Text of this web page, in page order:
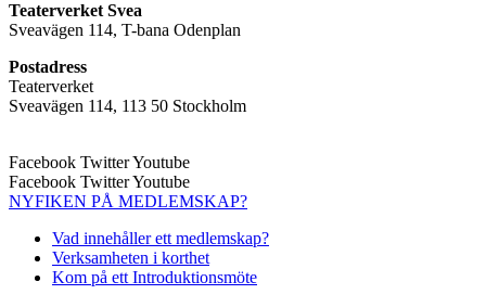
Teaterverket Svea
Sveavägen 114, T-bana Odenplan
Postadress
Teaterverket
Sveavägen 114, 113 50 Stockholm
Facebook TwitterYoutube
Facebook TwitterYoutube
NYFIKEN PÅ MEDLEMSKAP?
Vad innehåller ett medlemskap?
Verksamheten i korthet
Kom på ett Introduktionsmöte